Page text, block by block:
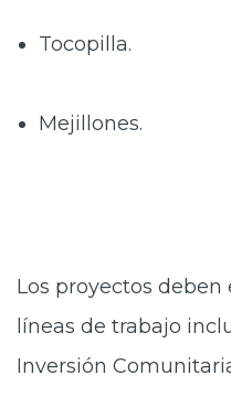
Tocopilla.
Mejillones.
Los proyectos
líneas de trabajo
Inversión